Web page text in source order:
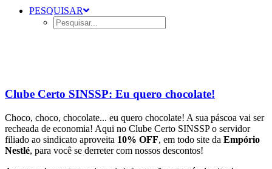
PESQUISAR
Clube Certo SINSSP: Eu quero chocolate!
Choco, choco, chocolate... eu quero chocolate! A sua páscoa vai ser
recheada de economia! Aqui no Clube Certo SINSSP o servidor
filiado ao sindicato aproveita 10% OFF, em todo site da Empório
Nestlé, para você se derreter com nossos descontos!